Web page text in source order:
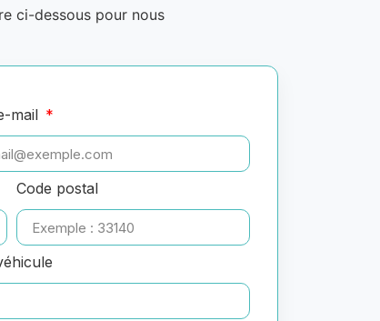
ci-dessous pour nous
mail
Code postal